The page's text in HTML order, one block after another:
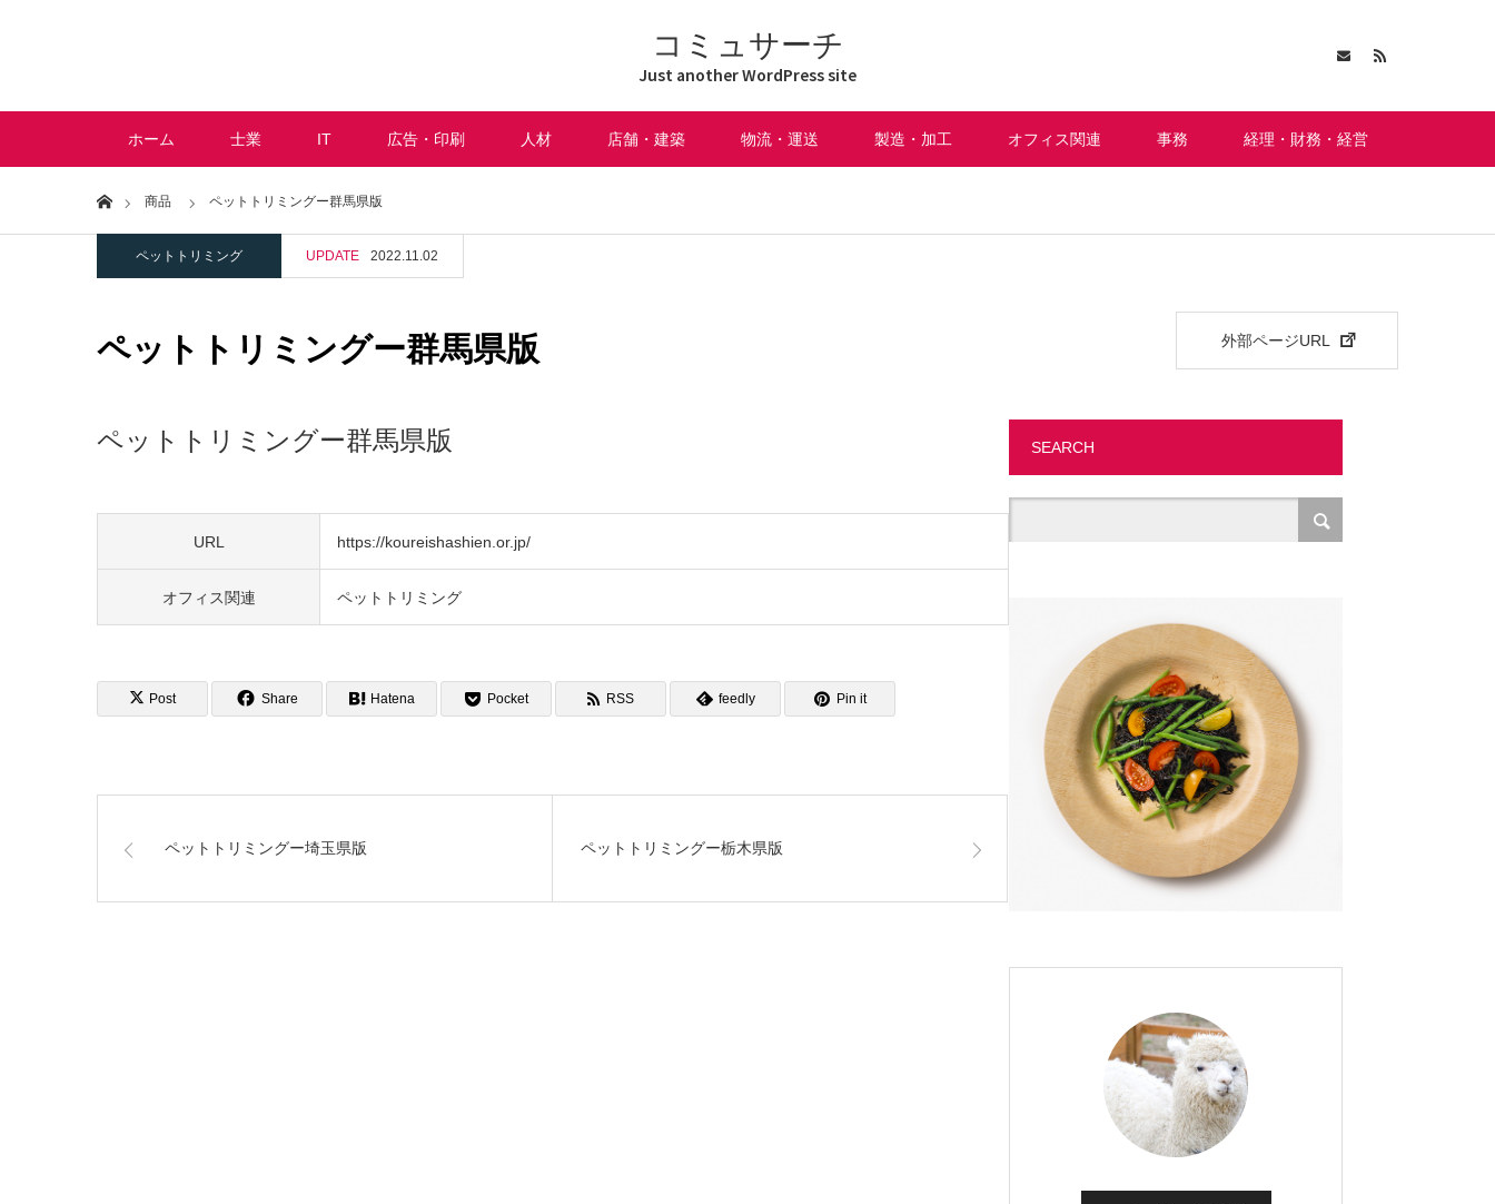
コミュサーチ
Just another WordPress site
ホーム 士業 IT 広告・印刷 人材 店舗・建築 物流・運送 製造・加工 オフィス関連 事務 経理・財務・経営
Home商品 ペットトリミングー群馬県版
ペットトリミング UPDATE 2022.11.02
ペットトリミングー群馬県版 外部ページURL
ペットトリミングー群馬県版
URL https://koureishashien.or.jp/
オフィス関連 ペットトリミング
Post Share Hatena Pocket RSS feedly Pin it
ペットトリミングー埼玉県版 ペットトリミングー栃木県版
SEARCH